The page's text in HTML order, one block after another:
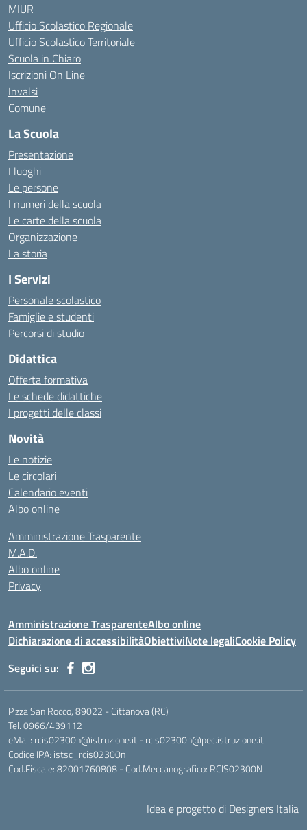
MIUR
Ufficio Scolastico Regionale
Ufficio Scolastico Territoriale
Scuola in Chiaro
Iscrizioni On Line
Invalsi
Comune
La Scuola
Presentazione
I luoghi
Le persone
I numeri della scuola
Le carte della scuola
Organizzazione
La storia
I Servizi
Personale scolastico
Famiglie e studenti
Percorsi di studio
Didattica
Offerta formativa
Le schede didattiche
I progetti delle classi
Novità
Le notizie
Le circolari
Calendario eventi
Albo online
Amministrazione Trasparente
M.A.D.
Albo online
Privacy
Amministrazione TrasparenteAlbo online
Dichiarazione di accessibilitàObiettiviNote legaliCookie Policy
Seguici su:
P.zza San Rocco, 89022 - Cittanova (RC)
Tel. 0966/439112
eMail: rcis02300n@istruzione.it - rcis02300n@pec.istruzione.it
Codice IPA: istsc_rcis02300n
Cod.Fiscale: 82001760808 - Cod.Meccanografico: RCIS02300N
Idea e progetto di Designers Italia